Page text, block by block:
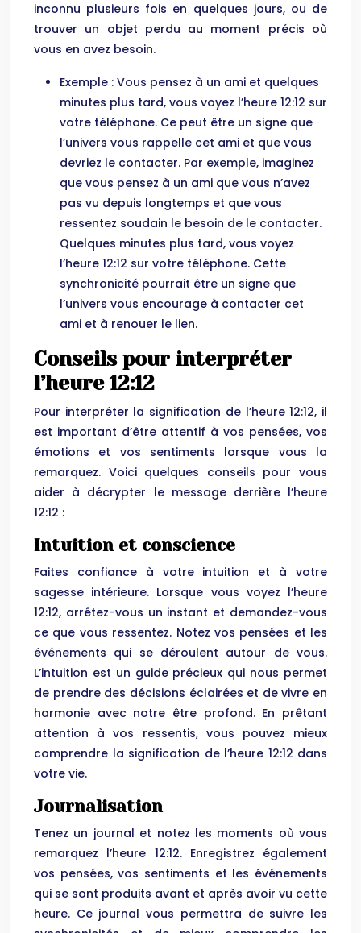
inconnu plusieurs fois en quelques jours, ou de
trouver un objet perdu au moment précis où
vous en avez besoin.
Exemple : Vous pensez à un ami et quelques
minutes plus tard, vous voyez l’heure 12:12 sur
votre téléphone. Ce peut être un signe que
l’univers vous rappelle cet ami et que vous
devriez le contacter. Par exemple, imaginez
que vous pensez à un ami que vous n’avez
pas vu depuis longtemps et que vous
ressentez soudain le besoin de le contacter.
Quelques minutes plus tard, vous voyez
l’heure 12:12 sur votre téléphone. Cette
synchronicité pourrait être un signe que
l’univers vous encourage à contacter cet
ami et à renouer le lien.
Conseils pour interpréter
l’heure 12:12
Pour interpréter la signification de l’heure 12:12, il
est important d’être attentif à vos pensées, vos
émotions et vos sentiments lorsque vous la
remarquez. Voici quelques conseils pour vous
aider à décrypter le message derrière l’heure
12:12 :
Intuition et conscience
Faites confiance à votre intuition et à votre
sagesse intérieure. Lorsque vous voyez l’heure
12:12, arrêtez-vous un instant et demandez-vous
ce que vous ressentez. Notez vos pensées et les
événements qui se déroulent autour de vous.
L’intuition est un guide précieux qui nous permet
de prendre des décisions éclairées et de vivre en
harmonie avec notre être profond. En prêtant
attention à vos ressentis, vous pouvez mieux
comprendre la signification de l’heure 12:12 dans
votre vie.
Journalisation
Tenez un journal et notez les moments où vous
remarquez l’heure 12:12. Enregistrez également
vos pensées, vos sentiments et les événements
qui se sont produits avant et après avoir vu cette
heure. Ce journal vous permettra de suivre les